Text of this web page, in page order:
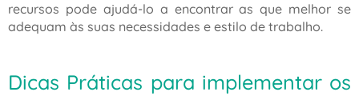
recursos pode ajudá-lo a encontrar as que melhor se
adequam às suas necessidades e estilo de trabalho.
Dicas Práticas para implementar os